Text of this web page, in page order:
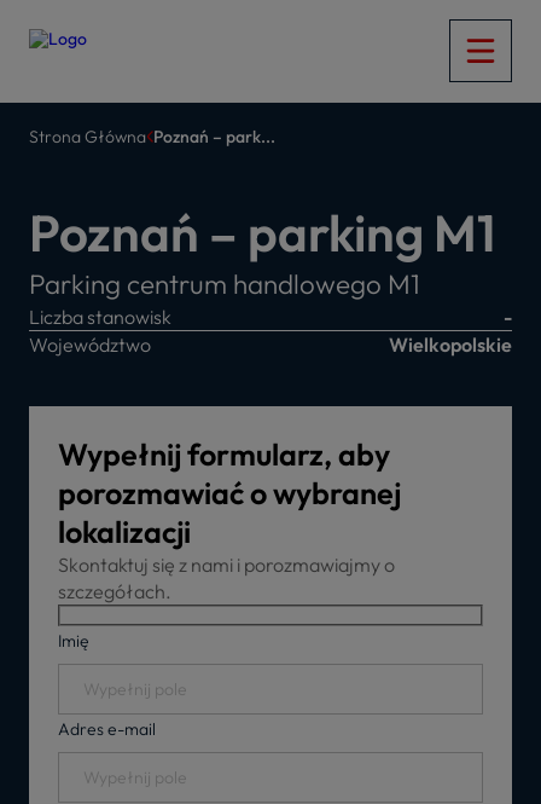
Strona Główna Poznań – park...
Poznań – parking M1
Parking centrum handlowego M1
Liczba stanowisk
-
Województwo
Wielkopolskie
Wypełnij formularz, aby
porozmawiać o wybranej
lokalizacji
Skontaktuj się z nami i porozmawiajmy o
szczegółach.
Imię
Adres e-mail